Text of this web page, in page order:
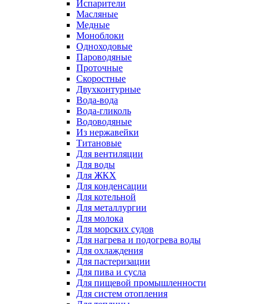
Испарители
Масляные
Медные
Моноблоки
Одноходовые
Пароводяные
Проточные
Скоростные
Двухконтурные
Вода-вода
Вода-гликоль
Водоводяные
Из нержавейки
Титановые
Для вентиляции
Для воды
Для ЖКХ
Для конденсации
Для котельной
Для металлургии
Для молока
Для морских судов
Для нагрева и подогрева воды
Для охлаждения
Для пастеризации
Для пива и сусла
Для пищевой промышленности
Для систем отопления